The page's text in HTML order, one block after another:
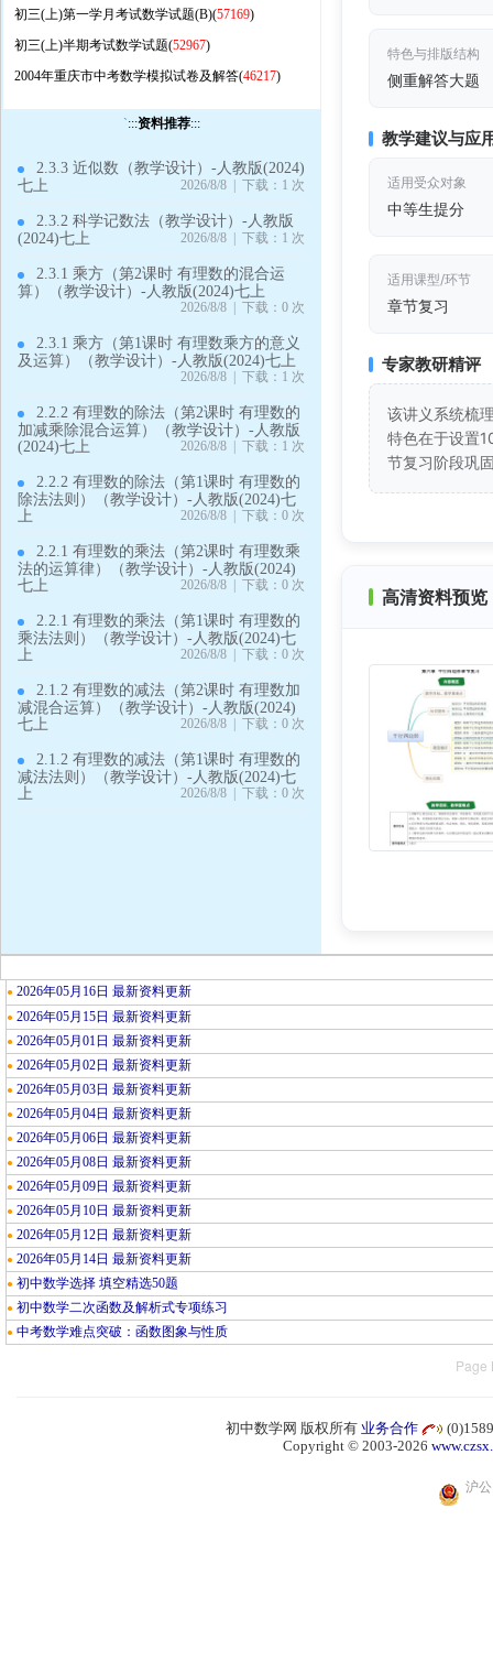
初三(上)第一学月考试数学试题(B)(57169)
初三(上)半期考试数学试题(52967)
2004年重庆市中考数学模拟试卷及解答(46217)
`:::资料推荐:::
2.3.3 近似数（教学设计）-人教版(2024)
七上
2026/8/8 | 下载：1 次
2.3.2 科学记数法（教学设计）-人教版
(2024)七上
2026/8/8 | 下载：1 次
2.3.1 乘方（第2课时 有理数的混合运
算）（教学设计）-人教版(2024)七上
2026/8/8 | 下载：0 次
2.3.1 乘方（第1课时 有理数乘方的意义
及运算）（教学设计）-人教版(2024)七上
2026/8/8 | 下载：1 次
2.2.2 有理数的除法（第2课时 有理数的
加减乘除混合运算）（教学设计）-人教版
(2024)七上
2026/8/8 | 下载：1 次
2.2.2 有理数的除法（第1课时 有理数的
除法法则）（教学设计）-人教版(2024)七
上
2026/8/8 | 下载：0 次
2.2.1 有理数的乘法（第2课时 有理数乘
法的运算律）（教学设计）-人教版(2024)
七上
2026/8/8 | 下载：0 次
2.2.1 有理数的乘法（第1课时 有理数的
乘法法则）（教学设计）-人教版(2024)七
上
2026/8/8 | 下载：0 次
2.1.2 有理数的减法（第2课时 有理数加
减混合运算）（教学设计）-人教版(2024)
七上
2026/8/8 | 下载：0 次
2.1.2 有理数的减法（第1课时 有理数的
减法法则）（教学设计）-人教版(2024)七
上
2026/8/8 | 下载：0 次
特色与排版结构
侧重解答大题
教学建议与应
适用受众对象
中等生提分
适用课型/环节
章节复习
专家教研精评
该讲义系统梳
特色在于设置
节复习阶段巩
高清资料预
● 2026年05月16日 最新资料更新
● 2026年05月15日 最新资料更新
● 2026年05月01日 最新资料更新
● 2026年05月02日 最新资料更新
● 2026年05月03日 最新资料更新
● 2026年05月04日 最新资料更新
● 2026年05月06日 最新资料更新
● 2026年05月08日 最新资料更新
● 2026年05月09日 最新资料更新
● 2026年05月10日 最新资料更新
● 2026年05月12日 最新资料更新
● 2026年05月14日 最新资料更新
● 初中数学选择 填空精选50题
● 初中数学二次函数及解析式专项练习
● 中考数学难点突破：函数图象与性质
Page
初中数学网 版权所有 业务合作
Copyright © 2003-2026
沪公